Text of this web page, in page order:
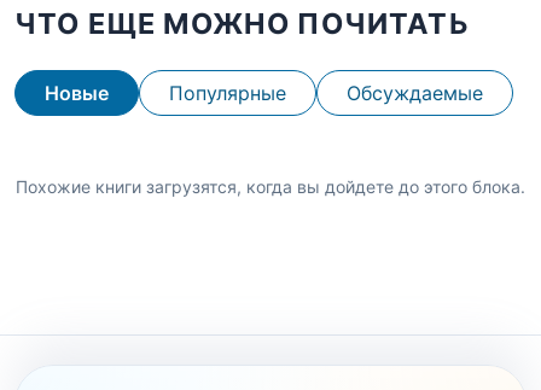
ЧТО ЕЩЕ МОЖНО ПОЧИТАТЬ
Новые Популярные Обсуждаемые
Похожие книги загрузятся, когда вы дойдете до этого блока.